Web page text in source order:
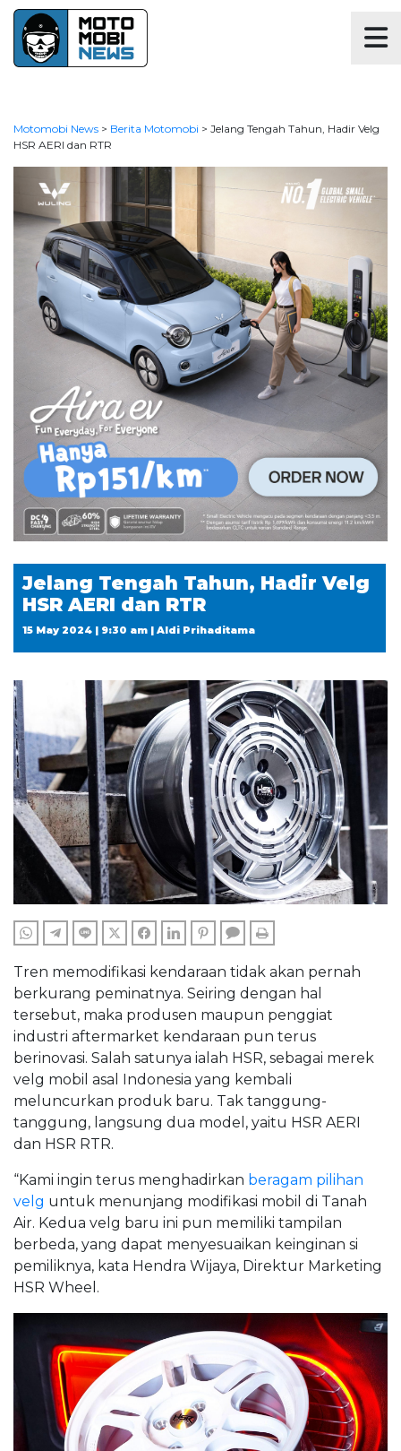
Motomobi News > Berita Motomobi > Jelang Tengah Tahun, Hadir Velg
HSR AERI dan RTR
Jelang Tengah Tahun, Hadir Velg
HSR AERI dan RTR
15 May 2024 | 9:30 am | Aldi Prihaditama
WHATSAPPTELEGRAM
LINE TWITTERFACEBOOKLINKEDINPINTERESTCOMMENTS
Tren memodifikasi kendaraan tidak akan pernah
berkurang peminatnya. Seiring dengan hal
tersebut, maka produsen maupun penggiat
industri aftermarket kendaraan pun terus
berinovasi. Salah satunya ialah HSR, sebagai merek
velg mobil asal Indonesia yang kembali
meluncurkan produk baru. Tak tanggung-
tanggung, langsung dua model, yaitu HSR AERI
dan HSR RTR.
“Kami ingin terus menghadirkan beragam pilihan
velg untuk menunjang modifikasi mobil di Tanah
Air. Kedua velg baru ini pun memiliki tampilan
berbeda, yang dapat menyesuaikan keinginan si
pemiliknya, kata Hendra Wijaya, Direktur Marketing
HSR Wheel.